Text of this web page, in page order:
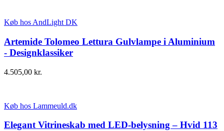
Køb hos AndLight DK
Artemide Tolomeo Lettura Gulvlampe i Aluminium
- Designklassiker
4.505,00 kr.
Køb hos Lammeuld.dk
Elegant Vitrineskab med LED-belysning – Hvid 113